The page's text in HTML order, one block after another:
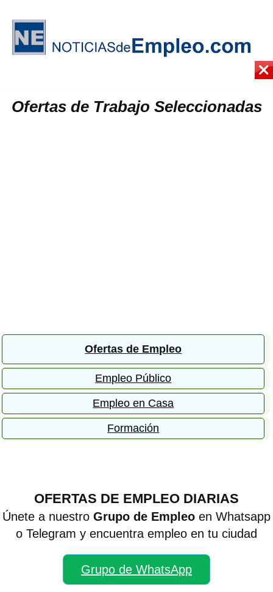
Ofertas de Trabajo Seleccionadas
Ofertas de Empleo
Empleo Público
Empleo en Casa
Formación
OFERTAS DE EMPLEO DIARIAS
Únete a nuestro Grupo de Empleo en Whatsapp
o Telegram y encuentra empleo en tu ciudad
Grupo de WhatsApp